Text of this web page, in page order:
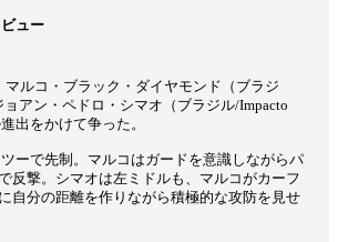
ュー
ルコ・ブラック・ダイヤモンド（ブラジ
アン・ペドロ・シマオ（ブラジル/Impacto
出をかけて争った。
ーで先制。マルコはガードを意識しながらパ
反撃。シマオは左ミドルも、マルコがカーフ
自分の距離を作りながら積極的な攻防を見せ